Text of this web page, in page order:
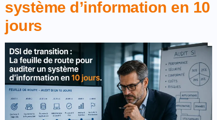
système d’information en 10
jours